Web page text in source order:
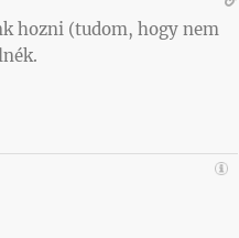
hozni (tudom, hogy nem